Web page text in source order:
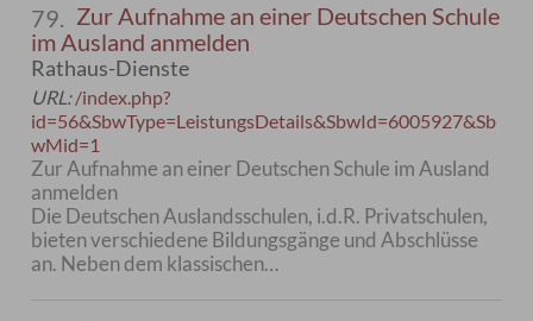
79. Zur Aufnahme an einer Deutschen Schule
im Ausland anmelden
Rathaus-Dienste
URL:/index.php?
id=56&SbwType=LeistungsDetails&SbwId=6005927&Sb
wMid=1
Zur Aufnahme an einer Deutschen Schule im Ausland
anmelden
Die Deutschen Auslandsschulen, i.d.R. Privatschulen,
bieten verschiedene Bildungsgänge und Abschlüsse
an. Neben dem klassischen…